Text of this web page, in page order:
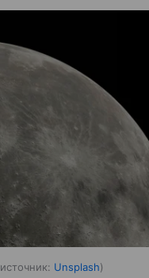
источник: Unsplash